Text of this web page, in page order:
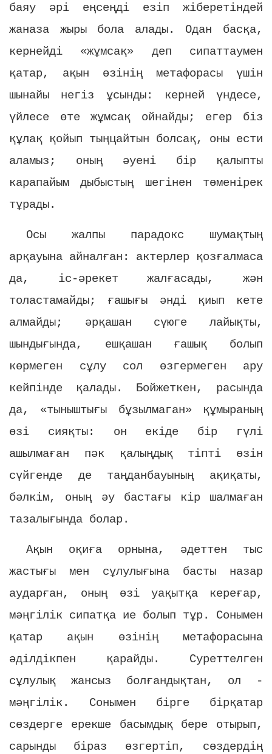
баяу әрі еңсеңді езіп жіберетіндей
жаназа жыры бола алады. Одан басқа,
кернейді «жұмсақ» деп сипаттаумен
қатар, ақын өзінің метафорасы үшін
шынайы негіз ұсынды: керней үндесе,
үйлесе өте жұмсақ ойнайды; егер біз
құлақ қойып тыңцайтын болсақ, оны ести
аламыз; оның әуені бір қалыпты
карапайым дыбыстың шегінен төменірек
тұрады.
Осы жалпы парадокс шумақтың
арқауына айналған: актерлер қозғалмаса
да, іс-әрекет жалғасады, жән
толастамайды; ғашығы әнді қиып кете
алмайды; әрқашан сүюге лайықты,
шындығында, ешқашан ғашық болып
көрмеген сұлу сол өзгермеген ару
кейпінде қалады. Бойжеткен, расында
да, «тыныштығы бұзылмаган» құмыраның
өзі сияқты: он екіде бір гүлі
ашылмаған пәк қалыңдық тіпті өзін
сүйгенде де таңданбауының ақиқаты,
бәлкім, оның әу бастағы кір шалмаған
тазалығында болар.
Ақын оқиға орнына, әдеттен тыс
жастығы мен сұлулығына басты назар
аударған, оның өзі уақытқа кереғар,
мәңгілік сипатқа ие болып тұр. Сонымен
қатар ақын өзінің метафорасына
әділдікпен қарайды. Суреттелген
сұлулық жансыз болғандықтан, ол -
мәңгілік. Сонымен бірге бірқатар
сөздерге ерекше басымдық бере отырып,
сарынды біраз өзгертіп, сөздердің